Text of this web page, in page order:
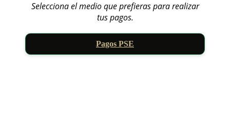
Selecciona el medio que prefieras para realizar
tus pagos.
Pagos PSE